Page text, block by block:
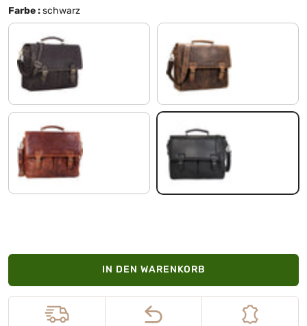
Farbe :schwarz
dunkel - braun mittel - braun
kara - cognac schwarz
IN DEN WARENKORB